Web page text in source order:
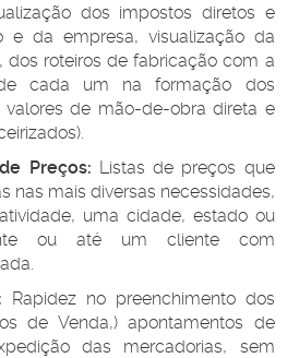
dos impostos diretos e
e da empresa, visualização da
dos roteiros de fabricação com a
de cada um na formação dos
valores de mão-de-obra direta e
Preços: Listas de preços que
nas mais diversas necessidades,
uma cidade, estado ou
ou até um cliente com
Rapidez no preenchimento dos
de Venda,) apontamentos de
das mercadorias, sem